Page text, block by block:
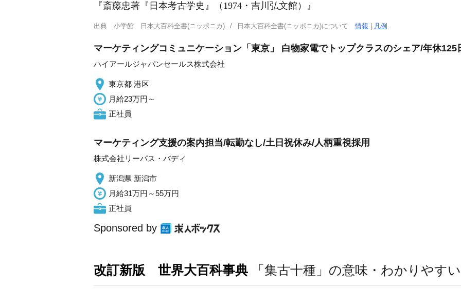
『斎藤忠著『日本考古学史』（1974・吉川弘文館）』
出典 小学館 日本大百科全書(ニッポニカ) 日本大百科全書(ニッポニカ)について情報 凡例
マーケティングコミュニケーション「東京」 白物家電でトップクラスのシェア/年休125
ハイアールジャパンセールス株式会社
東京都 港区
月給23万円～
正社員
マーケティング支援の案内担当/転勤なし/土日祝休み/人柄重視採用
株式会社リーパス・バディ
新潟県 新潟市
月給31万円～55万円
正社員
Sponsored by
改訂新版 世界大百科事典 「集古十種」の意味・わかりやす